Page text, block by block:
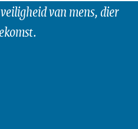
van mens, dier